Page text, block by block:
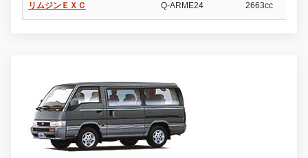
リムジンＥＸＣ Q-ARME24 2663cc